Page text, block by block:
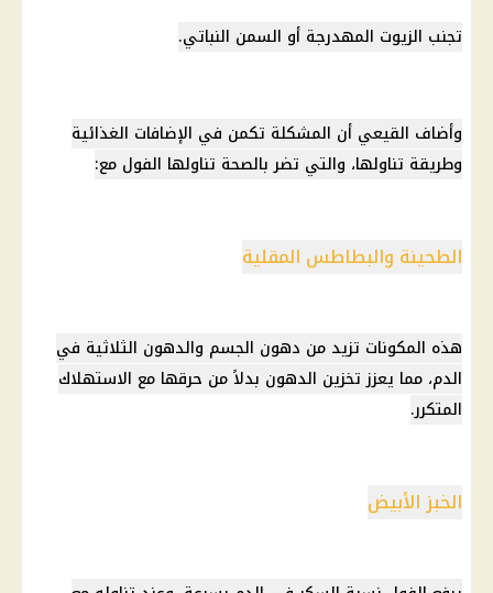
تجنب الزيوت المهدرجة أو السمن النباتي.
وأضاف القيعي أن المشكلة تكمن في الإضافات الغذائية
وطريقة تناولها، والتي تضر بالصحة تناولها الفول مع:
الطحينة والبطاطس المقلية
هذه المكونات تزيد من دهون الجسم والدهون الثلاثية في
الدم، مما يعزز تخزين الدهون بدلاً من حرقها مع الاستهلاك
المتكرر.
الخبز الأبيض